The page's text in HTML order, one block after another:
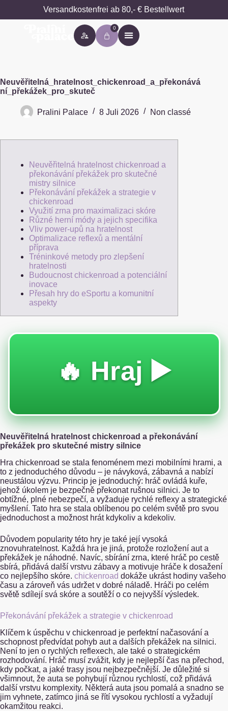
Versandkostenfrei ab 80,- € Bestellwert
0
Neuvěřitelná_hratelnost_chickenroad_a_překonává
ní_překážek_pro_skuteč
Pralini Palace 8 Juli 2026 Non classé
Neuvěřitelná hratelnost chickenroad a
překonávání překážek pro skutečné
mistry silnice
Překonávání překážek a strategie v
chickenroad
Využití zrna pro maximalizaci skóre
Různé herní módy a jejich specifika
Vliv power-upů na hratelnost
Optimalizace reflexů a mentální
příprava
Tréninkové metody pro zlepšení
hratelnosti
Budoucnost chickenroad a potenciální
inovace
Přesah hry do eSportu a komunitní
aspekty
🔥 Hraj ▶️
Neuvěřitelná hratelnost chickenroad a překonávání
překážek pro skutečné mistry silnice
Hra chickenroad se stala fenoménem mezi mobilními hrami, a
to z jednoduchého důvodu – je návyková, zábavná a nabízí
neustálou výzvu. Princip je jednoduchý: hráč ovládá kuře,
jehož úkolem je bezpečně překonat rušnou silnici. Je to
obtížné, plné nebezpečí, a vyžaduje rychlé reflexy a strategické
myšlení. Tato hra se stala oblíbenou po celém světě pro svou
jednoduchost a možnost hrát kdykoliv a kdekoliv.
Důvodem popularity této hry je také její vysoká
znovuhratelnost. Každá hra je jiná, protože rozložení aut a
překážek je náhodné. Navíc, sbírání zrna, které hráč po cestě
sbírá, přidává další vrstvu zábavy a motivuje hráče k dosažení
co nejlepšího skóre. chickenroad dokáže ukrást hodiny vašeho
času a zároveň vás udržet v dobré náladě. Hráči po celém
světě sdílejí svá skóre a soutěží o co nejvyšší výsledek.
Překonávání překážek a strategie v chickenroad
Klíčem k úspěchu v chickenroad je perfektní načasování a
schopnost předvídat pohyb aut a dalších překážek na silnici.
Není to jen o rychlých reflexech, ale také o strategickém
rozhodování. Hráč musí zvážit, kdy je nejlepší čas na přechod,
kdy počkat, a jaké trasy jsou nejbezpečnější. Je důležité si
všimnout, že auta se pohybují různou rychlostí, což přidává
další vrstvu komplexity. Některá auta jsou pomalá a snadno se
jim vyhnete, zatímco jiná se řítí vysokou rychlostí a vyžadují
okamžitou reakci.